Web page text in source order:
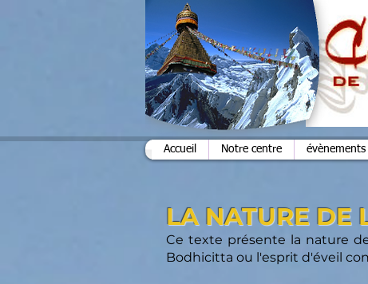
Accueil Notre centre
LA NATURE DE
Ce texte présente la nature
Bodhicitta ou l'esprit d'éveil